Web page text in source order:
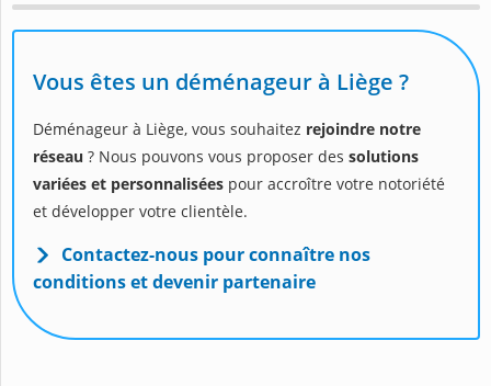
Vous êtes un déménageur à Liège ?
Déménageur à Liège, vous souhaitez rejoindre notre
réseau ? Nous pouvons vous proposer des solutions
variées et personnalisées pour accroître votre notoriété
et développer votre clientèle.
Contactez-nous pour connaître nos
conditions et devenir partenaire